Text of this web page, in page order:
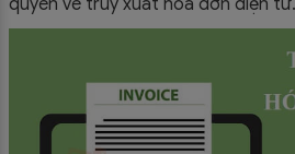
quyền về truy xuất hóa đơn điện tử.